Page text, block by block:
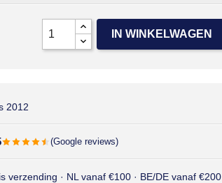
IN WINKELWAGEN
2012
(Google reviews)
verzending · NL vanaf €100 · BE/DE vanaf €200